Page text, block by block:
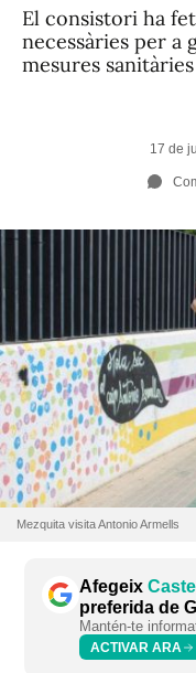
El consistori ha
necessàries per a
mesures
17 de
Mezquita visita Antonio Armells
Afegeix
preferida de
Mantén-te
ACTIVAR ARA